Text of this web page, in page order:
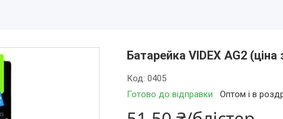
Батарейка VIDEX AG2
Готово до відправки Оптом і в
Код: 0405